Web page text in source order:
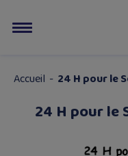
Accueil - 24 H pour le
24 H pour le